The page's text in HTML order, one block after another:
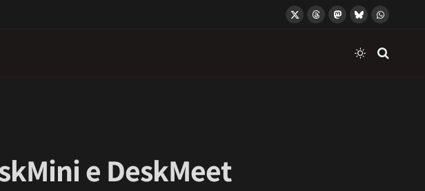
X
ThreadsMastodon
BlueskyWhatsApp
e DeskMeet